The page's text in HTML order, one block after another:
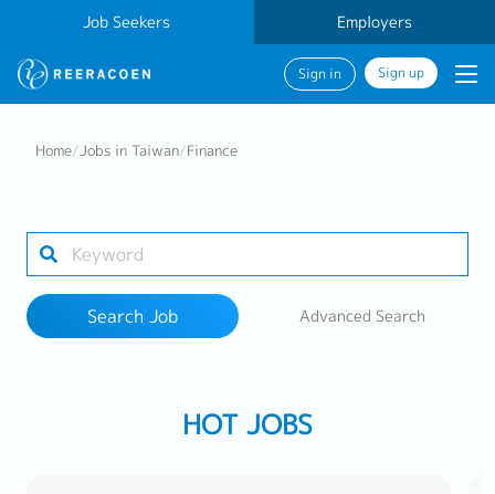
Job Seekers Employers
Sign in Sign up
Industry
Work Location
Home/Jobs in Taiwan/Finance
Search Job Advanced Search
HOT JOBS